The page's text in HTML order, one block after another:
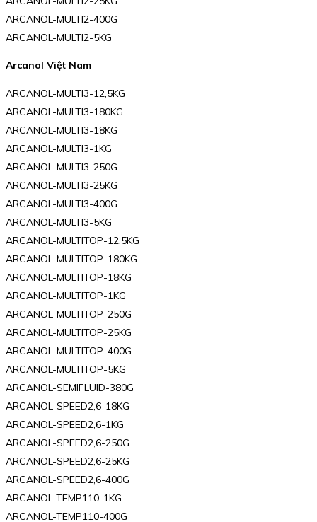
ARCANOL-MULTI2-400G
ARCANOL-MULTI2-5KG
Arcanol Việt Nam
ARCANOL-MULTI3-12,5KG
ARCANOL-MULTI3-180KG
ARCANOL-MULTI3-18KG
ARCANOL-MULTI3-1KG
ARCANOL-MULTI3-250G
ARCANOL-MULTI3-25KG
ARCANOL-MULTI3-400G
ARCANOL-MULTI3-5KG
ARCANOL-MULTITOP-12,5KG
ARCANOL-MULTITOP-180KG
ARCANOL-MULTITOP-18KG
ARCANOL-MULTITOP-1KG
ARCANOL-MULTITOP-250G
ARCANOL-MULTITOP-25KG
ARCANOL-MULTITOP-400G
ARCANOL-MULTITOP-5KG
ARCANOL-SEMIFLUID-380G
ARCANOL-SPEED2,6-18KG
ARCANOL-SPEED2,6-1KG
ARCANOL-SPEED2,6-250G
ARCANOL-SPEED2,6-25KG
ARCANOL-SPEED2,6-400G
ARCANOL-TEMP110-1KG
ARCANOL-TEMP110-400G